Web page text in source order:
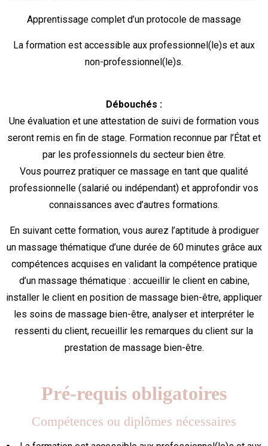
Apprentissage complet d’un protocole de massage
La formation est accessible aux professionnel(le)s et aux
non-professionnel(le)s.
Débouchés :
Une évaluation et une attestation de suivi de formation vous
seront remis en fin de stage. Formation reconnue par l’État et
par les professionnels du secteur bien être.
Vous pourrez pratiquer ce massage en tant que qualité
professionnelle (salarié ou indépendant) et approfondir vos
connaissances avec d’autres formations.
En suivant cette formation, vous aurez l’aptitude à prodiguer
un massage thématique d’une durée de 60 minutes grâce aux
compétences acquises en validant la compétence pratique
d’un massage thématique : accueillir le client en cabine,
installer le client en position de massage bien-être, appliquer
les soins de massage bien-être, analyser et interpréter le
ressenti du client, recueillir les remarques du client sur la
prestation de massage bien-être.
Pré-requis obligatoires
Compétences ou diplômes nécessaires